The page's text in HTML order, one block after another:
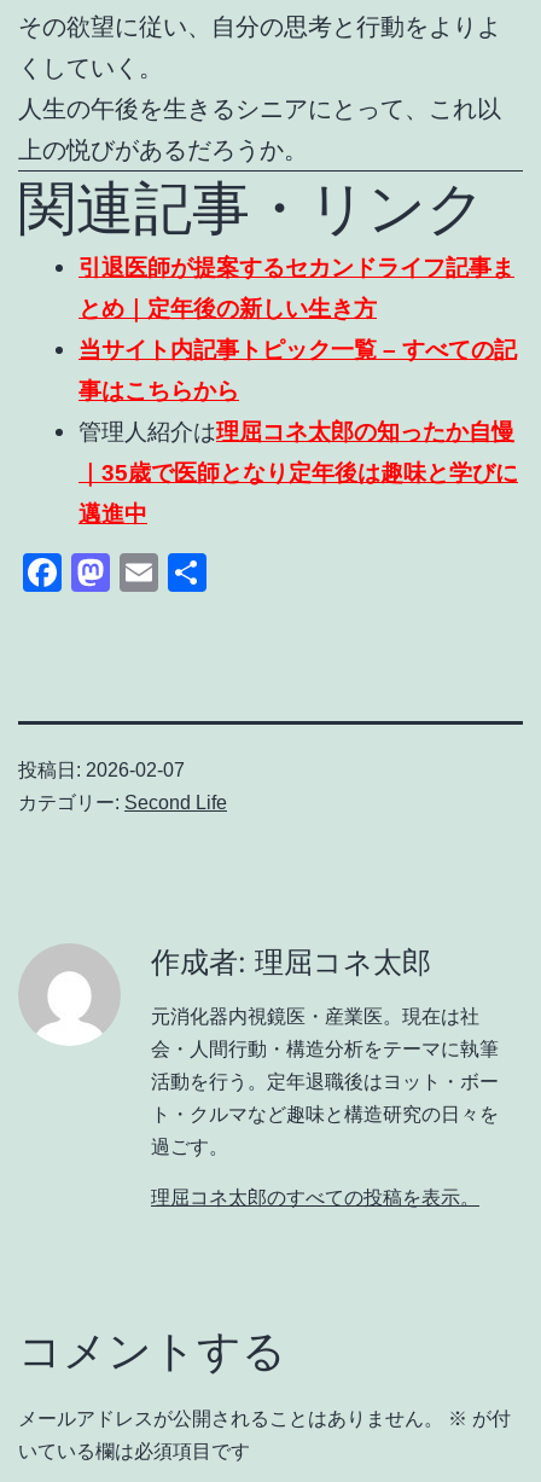
その欲望に従い、自分の思考と行動をよりよ
くしていく。
人生の午後を生きるシニアにとって、これ以
上の悦びがあるだろうか。
関連記事・リンク
引退医師が提案するセカンドライフ記事ま
とめ｜定年後の新しい生き方
当サイト内記事トピック一覧 – すべての記
事はこちらから
管理人紹介は理屈コネ太郎の知ったか自慢
｜35歳で医師となり定年後は趣味と学びに
邁進中
Facebook
Mastodon
Email
投稿日: 2026-02-07
カテゴリー: Second Life
作成者: 理屈コネ太郎
元消化器内視鏡医・産業医。現在は社
会・人間行動・構造分析をテーマに執筆
活動を行う。定年退職後はヨット・ボー
ト・クルマなど趣味と構造研究の日々を
過ごす。
理屈コネ太郎のすべての投稿を表示。
コメントする
メールアドレスが公開されることはありません。 ※ が付
いている欄は必須項目です